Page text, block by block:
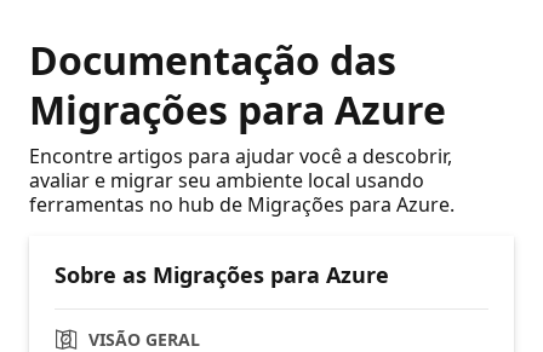
Documentação das
Migrações para Azure
Encontre artigos para ajudar você a descobrir,
avaliar e migrar seu ambiente local usando
ferramentas no hub de Migrações para Azure.
Sobre as Migrações para Azure
VISÃO GERAL